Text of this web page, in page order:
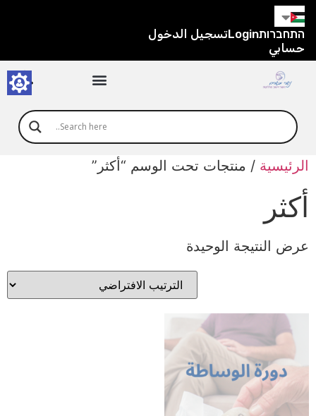
بداية
لصفحة
ويب،
اضغط
للانتقال
المحتوى
المركزي
התחברותLoginتسجيل الدخول
حسابي
الرئيسية / منتجات تحت الوسم “أكثر”
أكثر
عرض النتيجة الوحيدة